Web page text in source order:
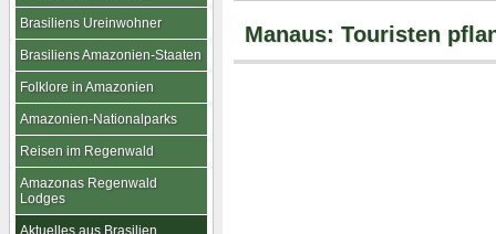
Manaus: Touristen
Brasiliens Ureinwohner
Brasiliens Amazonien-Staaten
Folklore in Amazonien
Amazonien-Nationalparks
Reisen im Regenwald
Amazonas Regenwald
Lodges
Aktuelles aus Brasilien